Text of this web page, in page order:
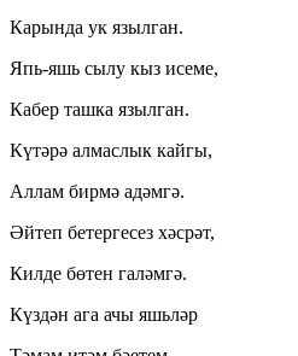
Карында ук язылган.
Япь-яшь сылу кыз исеме,
Кабер ташка язылган.
Күтәрә алмаслык кайгы,
Аллам бирмә адәмгә.
Әйтеп бетергесез хәсрәт,
Килде бөтен галәмгә.
Күздән ага ачы яшьләр